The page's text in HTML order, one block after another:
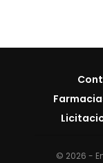
© 2026 -